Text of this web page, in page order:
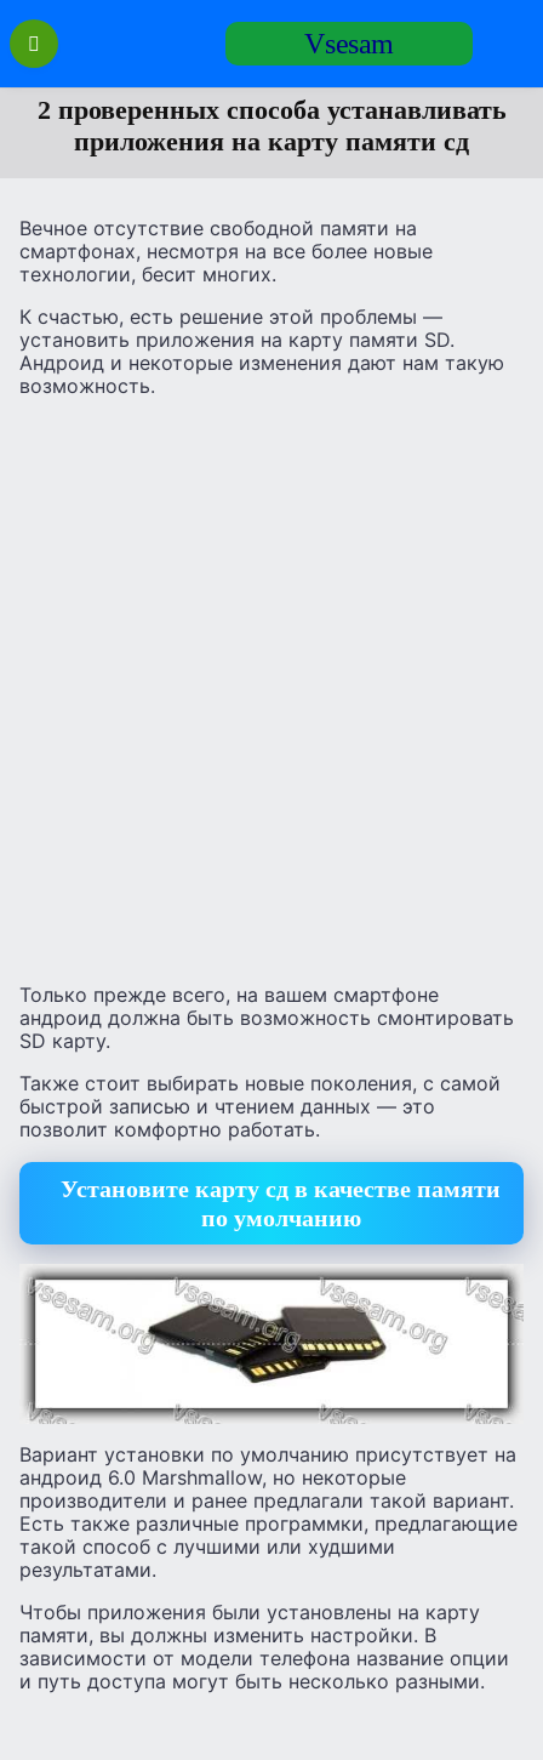
Перейти
содержанию
Vsesam
2 проверенных способа устанавливать
приложения на карту памяти сд
Вечное отсутствие свободной памяти на
смартфонах, несмотря на все более новые
технологии, бесит многих.
К счастью, есть решение этой проблемы —
установить приложения на карту памяти SD.
Андроид и некоторые изменения дают нам такую
возможность.
Только прежде всего, на вашем смартфоне
андроид должна быть возможность смонтировать
SD карту.
Также стоит выбирать новые поколения, с самой
быстрой записью и чтением данных — это
позволит комфортно работать.
Установите карту сд в качестве памяти
по умолчанию
Вариант установки по умолчанию присутствует на
андроид 6.0 Marshmallow, но некоторые
производители и ранее предлагали такой вариант.
Есть также различные программки, предлагающие
такой способ с лучшими или худшими
результатами.
Чтобы приложения были установлены на карту
памяти, вы должны изменить настройки. В
зависимости от модели телефона название опции
и путь доступа могут быть несколько разными.